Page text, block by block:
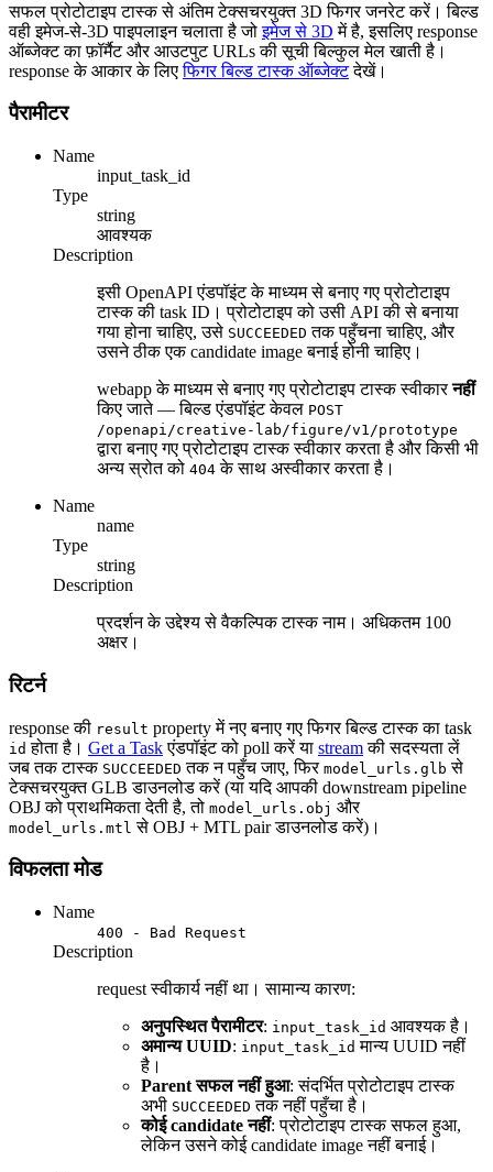
सफल प्रोटोटाइप टास्क से अंतिम टेक्सचरयुक्त 3D फिगर जनरेट करें। बिल्ड
वही इमेज-से-3D पाइपलाइन चलाता है जोइमेज से 3D में है, इसलिए response
ऑब्जेक्ट का फ़ॉर्मैट और आउटपुट URLs की सूची बिल्कुल मेल खाती है।
response के आकार के लिएफिगर बिल्ड टास्क ऑब्जेक्टदेखें।
पैरामीटर
Name
input_task_id
Type
string
आवश्यक
Description
इसी OpenAPI एंडपॉइंट के माध्यम से बनाए गए प्रोटोटाइप
टास्क की task ID। प्रोटोटाइप को उसी API की से बनाया
गया होना चाहिए, उसे SUCCEEDED तक पहुँचना चाहिए, और
उसने ठीक एक candidate image बनाई होनी चाहिए।
webapp के माध्यम से बनाए गए प्रोटोटाइप टास्क स्वीकारनहीं
किए जाते — बिल्ड एंडपॉइंट केवल POST
/openapi/creative-lab/figure/v1/prototype
द्वारा बनाए गए प्रोटोटाइप टास्क स्वीकार करता है और किसी भी
अन्य स्रोत को 404 के साथ अस्वीकार करता है।
Name
name
Type
string
Description
प्रदर्शन के उद्देश्य से वैकल्पिक टास्क नाम। अधिकतम 100
अक्षर।
रिटर्न
response की result property में नए बनाए गए फिगर बिल्ड टास्क का task
id होता है। Get a Taskएंडपॉइंट को poll करें या streamकी सदस्यता लें
जब तक टास्क SUCCEEDED तक न पहुँच जाए, फिर model_urls.glb से
टेक्सचरयुक्त GLB डाउनलोड करें (या यदि आपकी downstream pipeline
OBJ को प्राथमिकता देती है, तो model_urls.obj और
model_urls.mtl से OBJ + MTL pair डाउनलोड करें)।
विफलता मोड
Name
400 - Bad Request
Description
request स्वीकार्य नहीं था। सामान्य कारण:
अनुपस्थित पैरामीटर: input_task_id आवश्यक है।
अमान्य UUID: input_task_id मान्य UUID नहीं
है।
Parent सफल नहीं हुआ: संदर्भित प्रोटोटाइप टास्क
अभी SUCCEEDED तक नहीं पहुँचा है।
कोई candidate नहीं: प्रोटोटाइप टास्क सफल हुआ,
लेकिन उसने कोई candidate image नहीं बनाई।